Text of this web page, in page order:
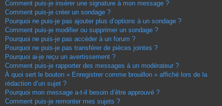
Comment puis-je insérer une signature à mon message ?
Comment puis-je créer un sondage ?
Pourquoi ne puis-je pas ajouter plus d’options à un sondage ?
Comment puis-je modifier ou supprimer un sondage ?
Pourquoi ne puis-je pas accéder à un forum ?
Pourquoi ne puis-je pas transférer de pièces jointes ?
Pourquoi ai-je reçu un avertissement ?
Comment puis-je rapporter des messages à un modérateur ?
À quoi sert le bouton « Enregistrer comme brouillon » affiché lors de la
rédaction d’un sujet ?
Pourquoi mon message a-t-il besoin d’être approuvé ?
Comment puis-je remonter mes sujets ?